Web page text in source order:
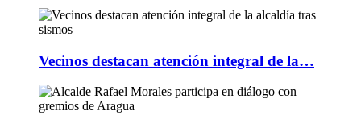
Vecinos destacan atención integral de la…